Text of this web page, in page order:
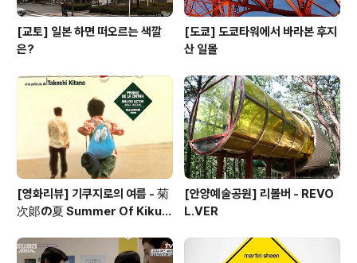
[교토] 일본 하면 떠오르는 색깔
은?
[도쿄] 도쿄타워에서 바라본 후지
산 일몰
[영화리뷰] 기쿠지로의 여름 - 菊
次郞の夏 Summer Of Kikuji
[안양예술공원] 리볼버 - REVO
L.VER